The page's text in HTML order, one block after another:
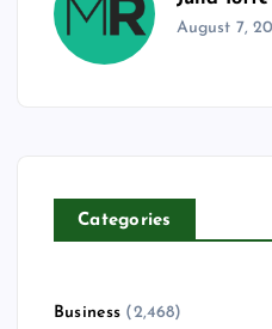
August 7,
Categories
Business (2,468)